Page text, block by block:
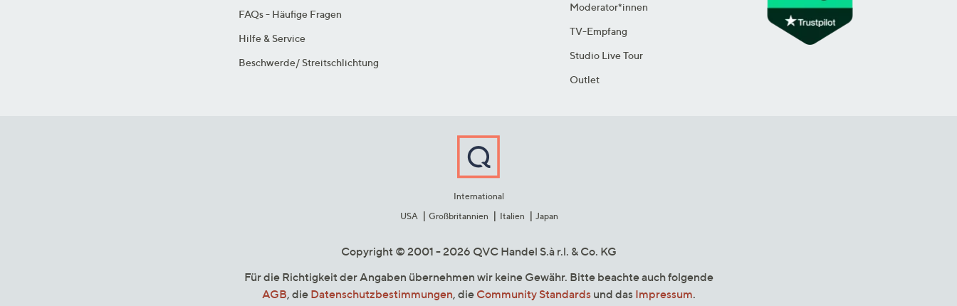
FAQs - Häufige Fragen
Hilfe & Service
Beschwerde/ Streitschlichtung
Moderator*innen
TV-Empfang
Studio Live Tour
Outlet
International
USA
Großbritannien Italien Japan
Copyright © 2001 - 2026 QVC Handel S.à r.l. & Co. KG
Für die Richtigkeit der Angaben übernehmen wir keine Gewähr. Bitte beachte auch folgende
AGB, die Datenschutzbestimmungen, die Community Standardsund das Impressum.